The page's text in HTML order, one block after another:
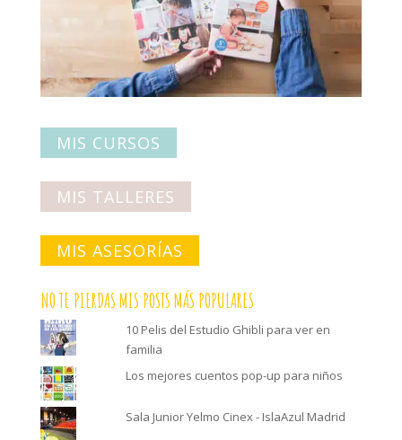
MIS CURSOS
MIS TALLERES
MIS ASESORÍAS
NO TE PIERDAS MIS POSTS MÁS POPULARES
10 Pelis del Estudio Ghibli para ver en
familia
Los mejores cuentos pop-up para niños
Sala Junior Yelmo Cinex - IslaAzul Madrid